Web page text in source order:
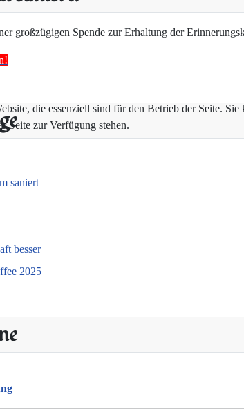
großzügigen Spende zur Erhaltung der
saniert
besser
2025
die essenziell sind für den Betrieb der Seite.
Seite zur Verfügung stehen.